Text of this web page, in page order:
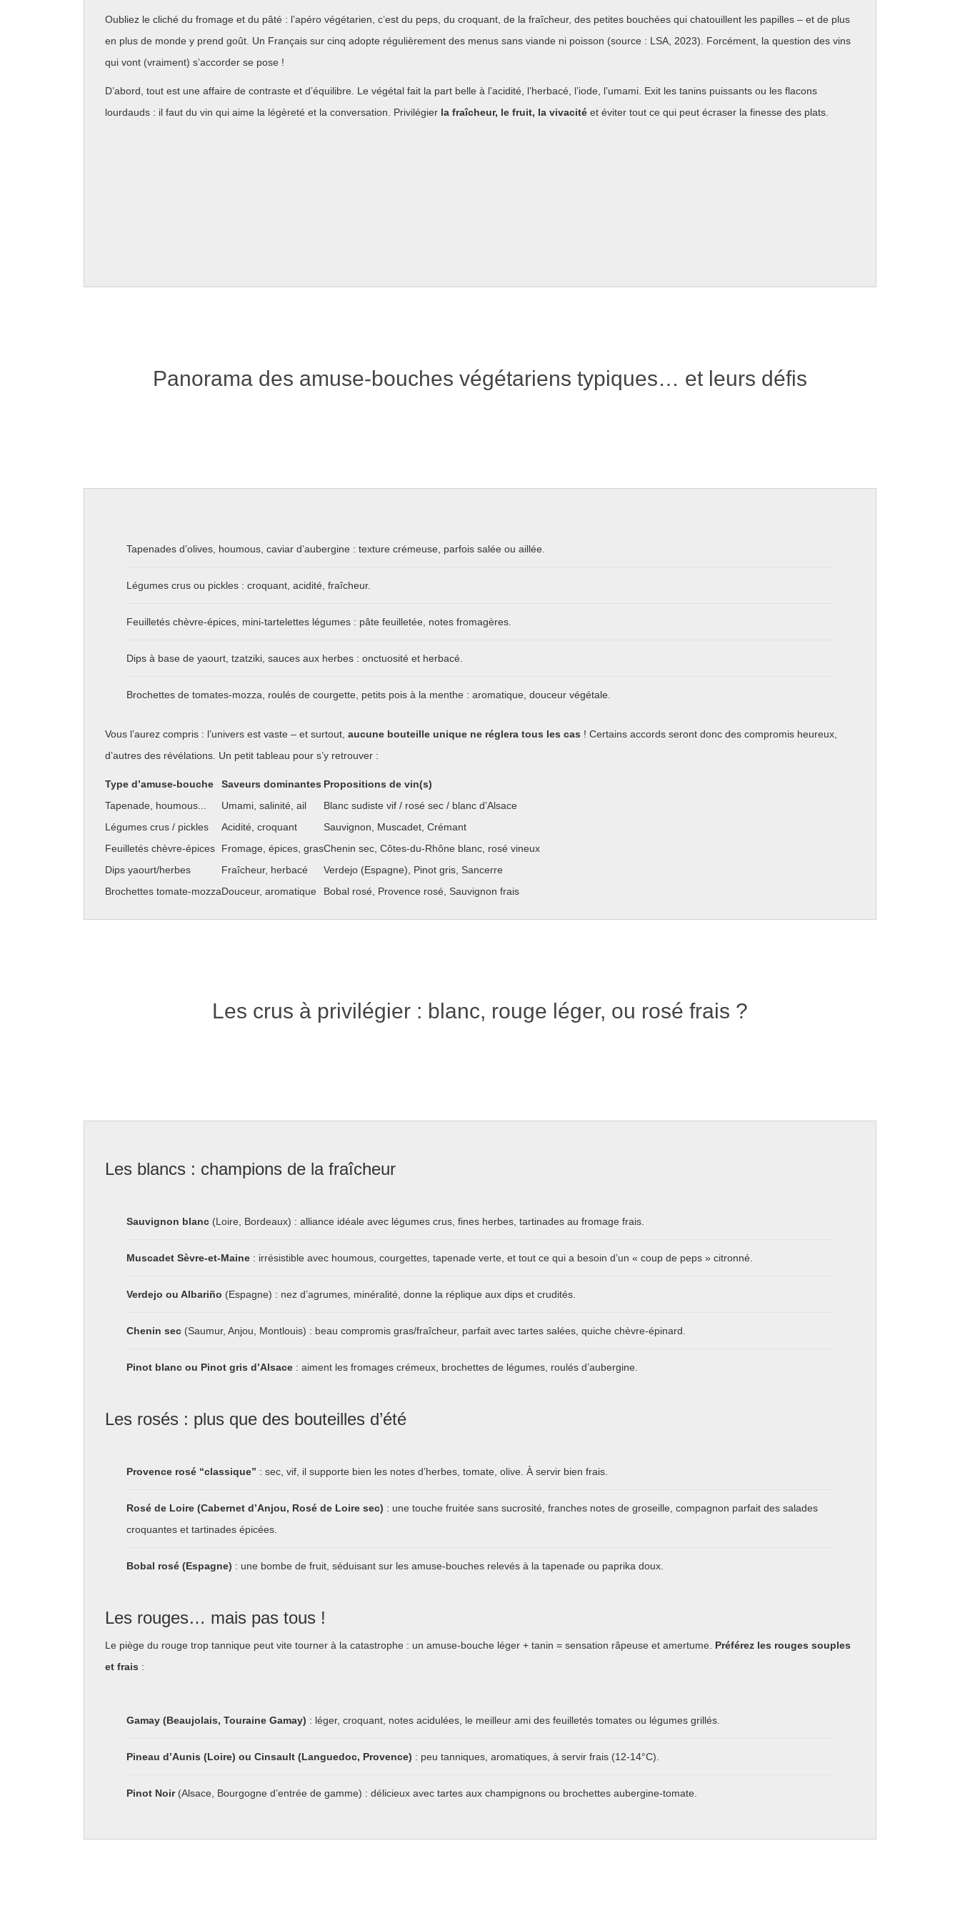
Oubliez le cliché du fromage et du pâté : l’apéro végétarien, c’est du peps, du croquant, de la fraîcheur, des petites bouchées qui chatouillent les papilles – et de plus
en plus de monde y prend goût. Un Français sur cinq adopte régulièrement des menus sans viande ni poisson (source : LSA, 2023). Forcément, la question des vins
qui vont (vraiment) s’accorder se pose !
D’abord, tout est une affaire de contraste et d’équilibre. Le végétal fait la part belle à l’acidité, l’herbacé, l’iode, l’umami. Exit les tanins puissants ou les flacons
lourdauds : il faut du vin qui aime la légèreté et la conversation. Privilégier la fraîcheur, le fruit, la vivacité et éviter tout ce qui peut écraser la finesse des plats.
Panorama des amuse-bouches végétariens typiques… et leurs défis
Tapenades d’olives, houmous, caviar d’aubergine : texture crémeuse, parfois salée ou aillée.
Légumes crus ou pickles : croquant, acidité, fraîcheur.
Feuilletés chèvre-épices, mini-tartelettes légumes : pâte feuilletée, notes fromagères.
Dips à base de yaourt, tzatziki, sauces aux herbes : onctuosité et herbacé.
Brochettes de tomates-mozza, roulés de courgette, petits pois à la menthe : aromatique, douceur végétale.
Vous l’aurez compris : l’univers est vaste – et surtout, aucune bouteille unique ne réglera tous les cas ! Certains accords seront donc des compromis heureux,
d’autres des révélations. Un petit tableau pour s’y retrouver :
Type d’amuse-bouche Saveurs dominantes Propositions de vin(s)
Tapenade, houmous...
Umami, salinité, ail
Blanc sudiste vif / rosé sec / blanc d’Alsace
Légumes crus / pickles
Acidité, croquant
Sauvignon, Muscadet, Crémant
Feuilletés chèvre-épices
Fromage, épices, grasChenin sec, Côtes-du-Rhône blanc, rosé vineux
Dips yaourt/herbes
Fraîcheur, herbacé
Verdejo (Espagne), Pinot gris, Sancerre
Brochettes tomate-mozzaDouceur, aromatique Bobal rosé, Provence rosé, Sauvignon frais
Les crus à privilégier : blanc, rouge léger, ou rosé frais ?
Les blancs : champions de la fraîcheur
Sauvignon blanc (Loire, Bordeaux) : alliance idéale avec légumes crus, fines herbes, tartinades au fromage frais.
Muscadet Sèvre-et-Maine : irrésistible avec houmous, courgettes, tapenade verte, et tout ce qui a besoin d’un « coup de peps » citronné.
Verdejo ou Albariño (Espagne) : nez d’agrumes, minéralité, donne la réplique aux dips et crudités.
Chenin sec (Saumur, Anjou, Montlouis) : beau compromis gras/fraîcheur, parfait avec tartes salées, quiche chèvre-épinard.
Pinot blanc ou Pinot gris d’Alsace : aiment les fromages crémeux, brochettes de légumes, roulés d’aubergine.
Les rosés : plus que des bouteilles d’été
Provence rosé “classique” : sec, vif, il supporte bien les notes d’herbes, tomate, olive. À servir bien frais.
Rosé de Loire (Cabernet d’Anjou, Rosé de Loire sec) : une touche fruitée sans sucrosité, franches notes de groseille, compagnon parfait des salades
croquantes et tartinades épicées.
Bobal rosé (Espagne) : une bombe de fruit, séduisant sur les amuse-bouches relevés à la tapenade ou paprika doux.
Les rouges… mais pas tous !
Le piège du rouge trop tannique peut vite tourner à la catastrophe : un amuse-bouche léger + tanin = sensation râpeuse et amertume. Préférez les rouges souples
et frais :
Gamay (Beaujolais, Touraine Gamay) : léger, croquant, notes acidulées, le meilleur ami des feuilletés tomates ou légumes grillés.
Pineau d’Aunis (Loire) ou Cinsault (Languedoc, Provence) : peu tanniques, aromatiques, à servir frais (12-14°C).
Pinot Noir(Alsace, Bourgogne d’entrée de gamme) : délicieux avec tartes aux champignons ou brochettes aubergine-tomate.